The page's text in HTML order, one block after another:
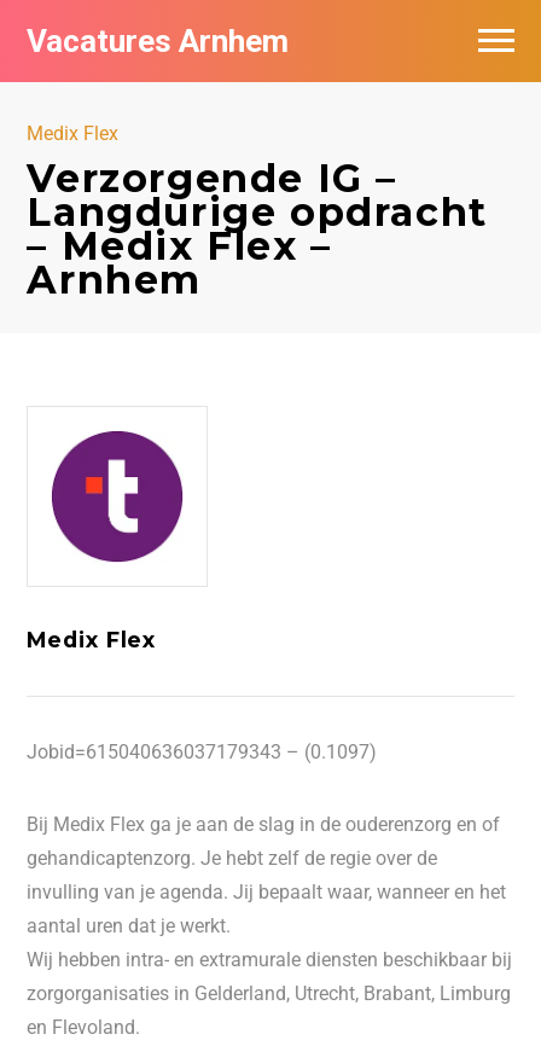
Vacatures Arnhem
Medix Flex
Verzorgende IG –
Langdurige opdracht
– Medix Flex –
Arnhem
Medix Flex
Jobid=615040636037179343 – (0.1097)
Bij Medix Flex ga je aan de slag in de ouderenzorg en of
gehandicaptenzorg. Je hebt zelf de regie over de
invulling van je agenda. Jij bepaalt waar, wanneer en het
aantal uren dat je werkt.
Wij hebben intra- en extramurale diensten beschikbaar bij
zorgorganisaties in Gelderland, Utrecht, Brabant, Limburg
en Flevoland.
Vacatures per bedrijf in Arnhem